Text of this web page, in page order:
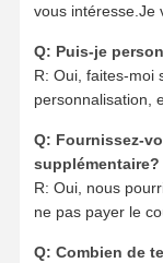
vous intéresse.Je
Q: Puis-je
R: Oui, faites-moi
personnalisation,
Q: Fournissez-
supplémentaire?
R: Oui, nous
ne pas payer le
Q: Combien de